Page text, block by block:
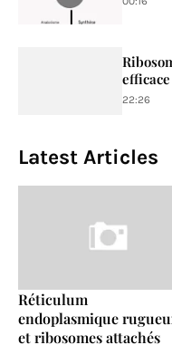
efficace
22:26
Latest Articles
Réticulum
endoplasmique
et ribosomes attachés